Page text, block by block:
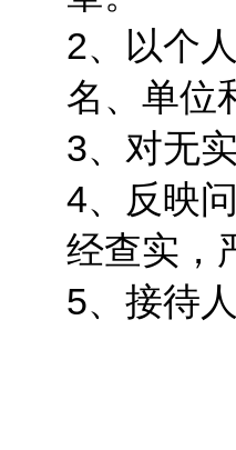
2、以个
名、单位
3、对无
4、反映
经查实，
5、接待